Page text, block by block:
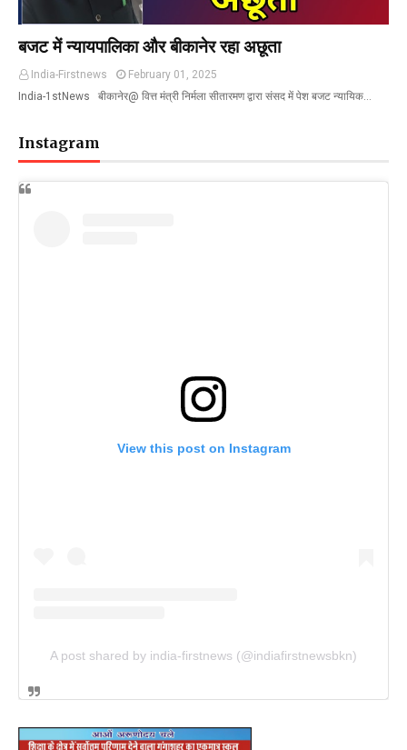
बजट में न्यायपालिका और बीकानेर रहा अछूता
India-Firstnews
February 01, 2025
India-1stNews बीकानेर@ वित्त मंत्री निर्मला सीतारमण द्वारा संसद में पेश बजट न्यायिक…
Instagram
View this post on Instagram
A post shared by india-firstnews (@indiafirstnewsbkn)